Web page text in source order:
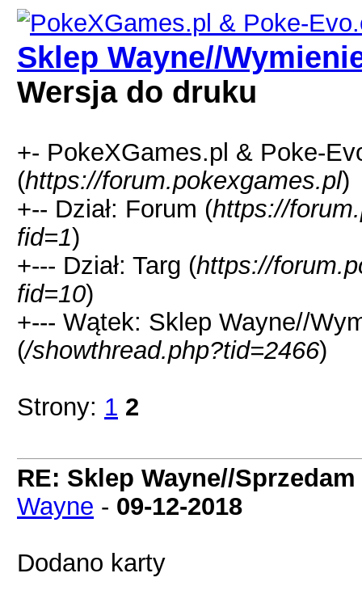
Sklep Wayne//
Wersja do druku
+- PokeXGames.pl & Poke-
(https://forum.pokexgames.pl)
+-- Dział: Forum (https://
fid=1)
+--- Dział: Targ (https://
fid=10)
+--- Wątek: Sklep Wayne//
(/showthread.php?tid=2466)
Strony: 1 2
RE: Sklep Wayne//
Wayne - 09-12-2018
Dodano karty